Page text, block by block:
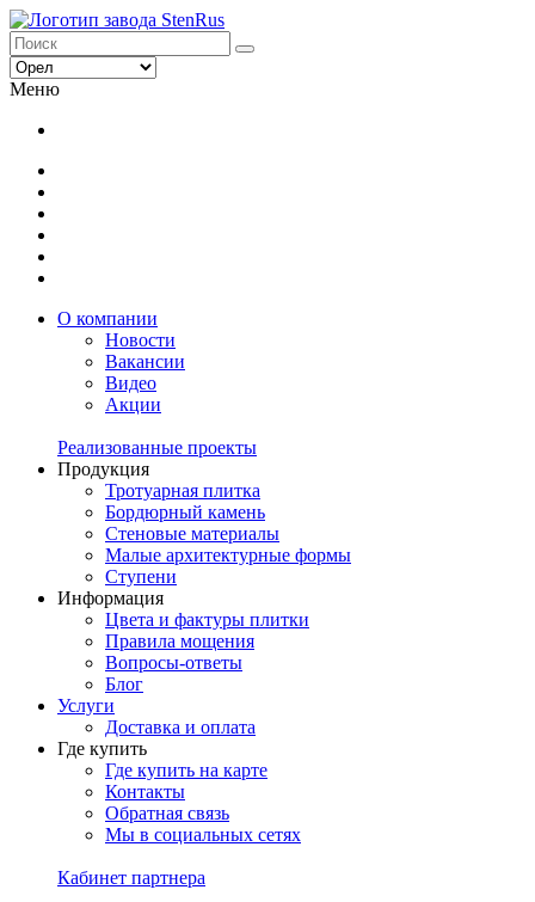
Меню
О компании
Новости
Вакансии
Видео
Акции
Реализованные проекты
Продукция
Тротуарная плитка
Бордюрный камень
Стеновые материалы
Малые архитектурные формы
Ступени
Информация
Цвета и фактуры плитки
Правила мощения
Вопросы-ответы
Блог
Услуги
Доставка и оплата
Где купить
Где купить на карте
Контакты
Обратная связь
Мы в социальных сетях
Кабинет партнера